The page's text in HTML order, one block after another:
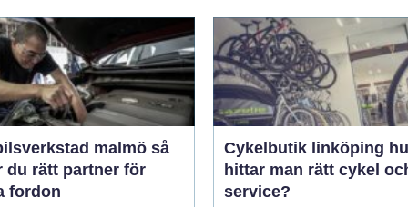
malmö så
du rätt partner för
fordon
Cykelbutik linköping hur
hittar man rätt cykel
service?